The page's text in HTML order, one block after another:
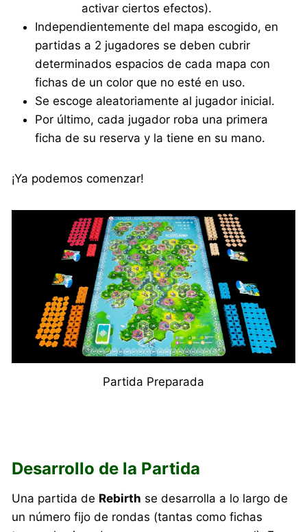
activar ciertos efectos).
Independientemente del mapa escogido, en
partidas a 2 jugadores se deben cubrir
determinados espacios de cada mapa con
fichas de un color que no esté en uso.
Se escoge aleatoriamente al jugador inicial.
Por último, cada jugador roba una primera
ficha de su reserva y la tiene en su mano.
¡Ya podemos comenzar!
Partida Preparada
Desarrollo de la Partida
Una partida de Rebirth se desarrolla a lo largo de
un número fijo de rondas (tantas como fichas